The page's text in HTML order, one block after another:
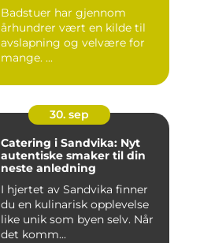
Badstuer har gjennom
århundrer vært en kilde til
avslapning og velvære for
mange. ...
30. sep
Catering i Sandvika: Nyt
autentiske smaker til din
neste anledning
I hjertet av Sandvika finner
du en kulinarisk opplevelse
like unik som byen selv. Når
det komm...